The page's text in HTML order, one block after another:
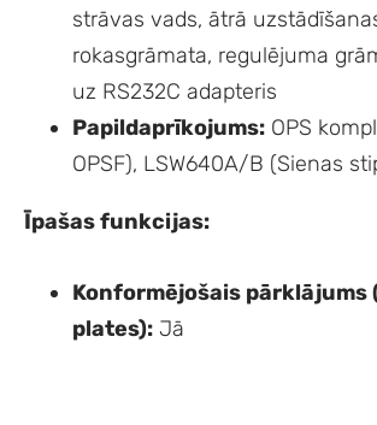
strāvas vads, ātrā
rokasgrāmata, regulējuma
uz RS232C adapteris
Papildaprīkojums: OPS
OPSF), LSW640A/B (Sienas
Īpašas funkcijas:
Konformējošais pārklājums
plates): Jā